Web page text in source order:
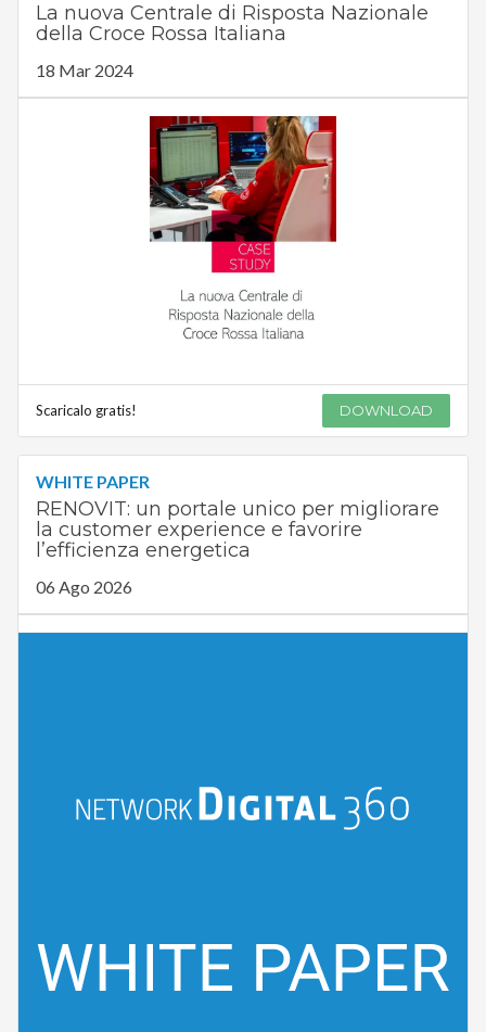
La nuova Centrale di Risposta Nazionale
della Croce Rossa Italiana
18 Mar 2024
Scaricalo gratis! DOWNLOAD
WHITE PAPER
RENOVIT: un portale unico per migliorare
la customer experience e favorire
l’efficienza energetica
06 Ago 2026